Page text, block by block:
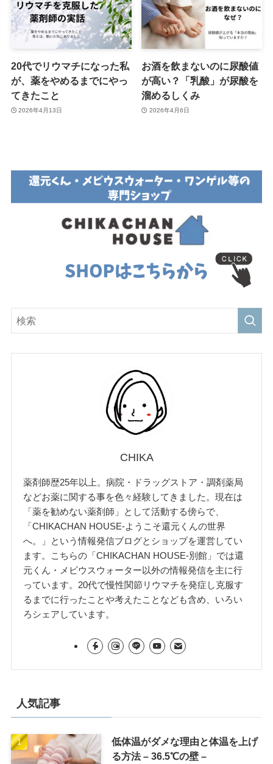
20代でリウマチになった私
が、薬をやめるまでにやっ
てきたこと
2026年4月13日
お酒を飲まないのに尿酸値
が高い？「乳酸」が尿酸を
溜めるしくみ
2026年4月6日
CHIKA
薬剤師歴25年以上。病院・ドラッグストア・調剤薬局
などお薬に関する事を色々経験してきました。現在は
「薬を勧めない薬剤師」として活動する傍らで、
「CHIKACHAN HOUSE-ようこそ還元くんの世界
へ。」という情報発信ブログとショップを運営してい
ます。こちらの「CHIKACHAN HOUSE-別館」では還
元くん・メビウスウォーター以外の情報発信を主に行
っています。20代で慢性関節リウマチを発症し克服す
るまでに行ったことや考えたことなども含め、いろい
ろシェアしています。
人気記事
低体温がダメな理由と体温を上げ
る方法 – 36.5℃の壁 –